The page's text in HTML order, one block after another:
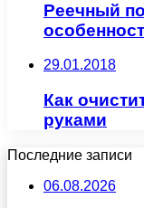
Реечный
29.01.2018
Как
руками
Последние записи
06.08.2026